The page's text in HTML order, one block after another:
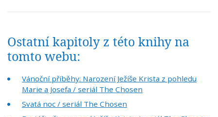
Ostatní kapitoly z této knihy na
tomto webu:
Vánoční příběhy: Narození Ježíše Krista z pohledu
Marie a Josefa / seriál The Chosen
Svatá noc / seriál The Chosen